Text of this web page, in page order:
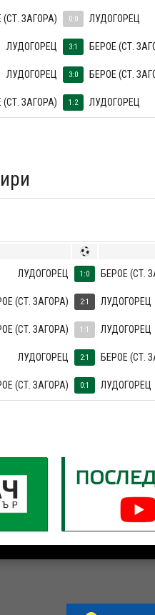
(СТ. ЗАГОРА) 0:0 ЛУДОГОРЕЦ
ЛУДОГОРЕЦ 3:1 БЕРОЕ (СТ.
ЛУДОГОРЕЦ 3:0 БЕРОЕ (СТ.
(СТ. ЗАГОРА) 1:2 ЛУДОГОРЕЦ
ЛУДОГОРЕЦ 1:0 БЕРОЕ (СТ.
(СТ. ЗАГОРА) 2:1 ЛУДОГОРЕЦ
(СТ. ЗАГОРА) 1:1 ЛУДОГОРЕЦ
ЛУДОГОРЕЦ 2:1 БЕРОЕ (СТ.
(СТ. ЗАГОРА) 0:1 ЛУДОГОРЕЦ